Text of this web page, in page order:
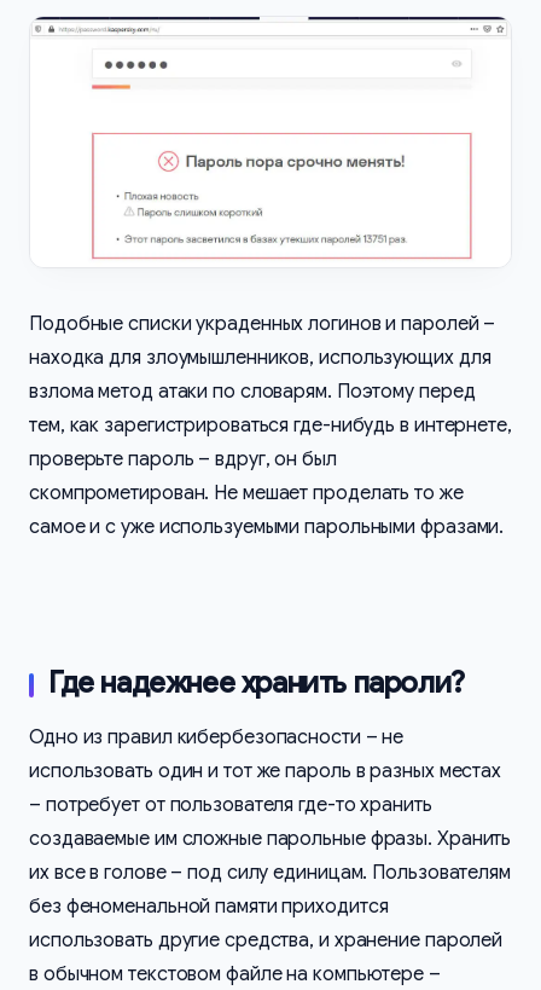
Подобные списки украденных логинов и паролей –
находка для злоумышленников, использующих для
взлома метод атаки по словарям. Поэтому перед
тем, как зарегистрироваться где-нибудь в интернете,
проверьте пароль – вдруг, он был
скомпрометирован. Не мешает проделать то же
самое и с уже используемыми парольными фразами.
Где надежнее хранить пароли?
Одно из правил кибербезопасности – не
использовать один и тот же пароль в разных местах
– потребует от пользователя где-то хранить
создаваемые им сложные парольные фразы. Хранить
их все в голове – под силу единицам. Пользователям
без феноменальной памяти приходится
использовать другие средства, и хранение паролей
в обычном текстовом файле на компьютере –